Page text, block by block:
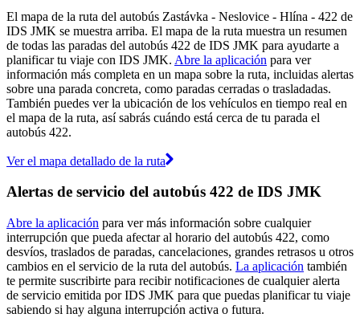
El mapa de la ruta del autobús Zastávka - Neslovice - Hlína - 422 de
IDS JMK se muestra arriba. El mapa de la ruta muestra un resumen
de todas las paradas del autobús 422 de IDS JMK para ayudarte a
planificar tu viaje con IDS JMK. Abre la aplicación para ver
información más completa en un mapa sobre la ruta, incluidas alertas
sobre una parada concreta, como paradas cerradas o trasladadas.
También puedes ver la ubicación de los vehículos en tiempo real en
el mapa de la ruta, así sabrás cuándo está cerca de tu parada el
autobús 422.
Ver el mapa detallado de la ruta
Alertas de servicio del autobús 422 de IDS JMK
Abre la aplicación para ver más información sobre cualquier
interrupción que pueda afectar al horario del autobús 422, como
desvíos, traslados de paradas, cancelaciones, grandes retrasos u otros
cambios en el servicio de la ruta del autobús. La aplicación también
te permite suscribirte para recibir notificaciones de cualquier alerta
de servicio emitida por IDS JMK para que puedas planificar tu viaje
sabiendo si hay alguna interrupción activa o futura.